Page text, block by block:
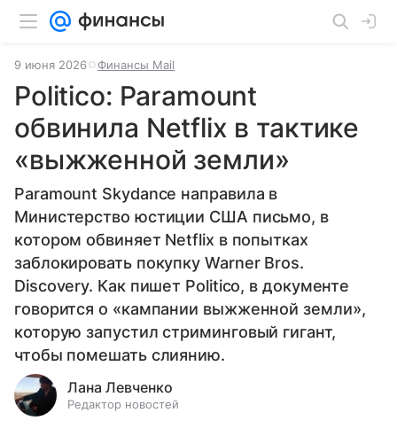
9 июня 2026 Финансы Mail
Politico: Paramount
обвинила Netflix в тактике
«выжженной земли»
Paramount Skydance направила в
Министерство юстиции США письмо, в
котором обвиняет Netflix в попытках
заблокировать покупку Warner Bros.
Discovery. Как пишет Politico, в документе
говорится о «кампании выжженной земли»,
которую запустил стриминговый гигант,
чтобы помешать слиянию.
Лана Левченко
Редактор новостей